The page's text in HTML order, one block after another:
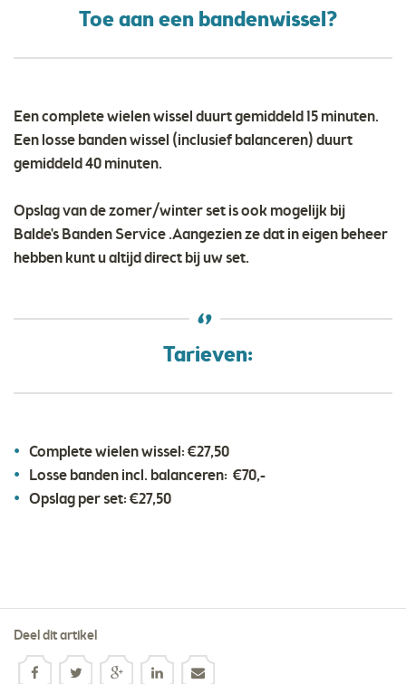
Toe aan een bandenwissel?
Een complete wielen wissel duurt gemiddeld 15 minuten.
Een losse banden wissel (inclusief balanceren) duurt
gemiddeld 40 minuten.
Opslag van de zomer/winter set is ook mogelijk bij
Balde's Banden Service .Aangezien ze dat in eigen beheer
hebben kunt u altijd direct bij uw set.
Tarieven:
Complete wielen wissel: €27,50
Losse banden incl. balanceren: €70,-
Opslag per set: €27,50
Deel dit artikel